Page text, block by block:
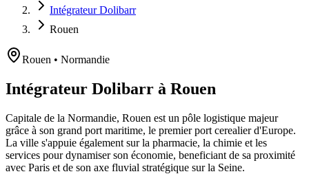
Intégrateur Dolibarr
Rouen
Rouen • Normandie
Intégrateur Dolibarr à Rouen
Capitale de la Normandie, Rouen est un pôle logistique majeur
grâce à son grand port maritime, le premier port cerealier d'Europe.
La ville s'appuie également sur la pharmacie, la chimie et les
services pour dynamiser son économie, beneficiant de sa proximité
avec Paris et de son axe fluvial stratégique sur la Seine.